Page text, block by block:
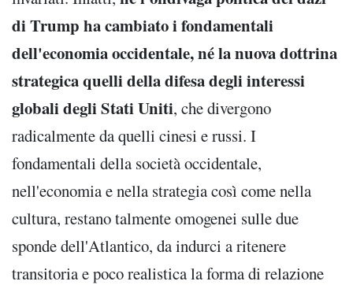
di Trump ha cambiato i fondamentali
dell'economia occidentale, né la nuova dottrina
strategica quelli della difesa degli interessi
globali degli Stati Uniti, che divergono
radicalmente da quelli cinesi e russi. I
fondamentali della società occidentale,
nell'economia e nella strategia così come nella
cultura, restano talmente omogenei sulle due
sponde dell'Atlantico, da indurci a ritenere
transitoria e poco realistica la forma di relazione